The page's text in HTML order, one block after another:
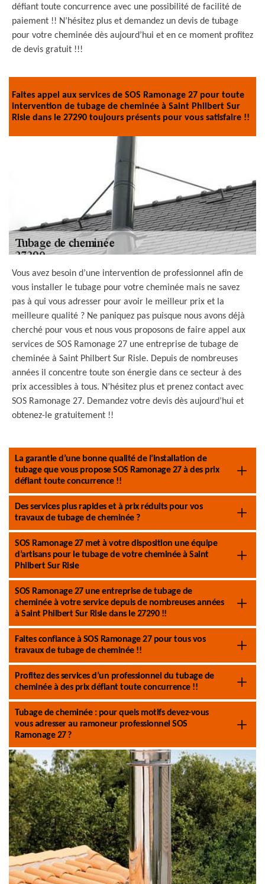
défiant toute concurrence avec une possibilité de facilité de
paiement !! N’hésitez plus et demandez un devis de tubage
pour votre cheminée dès aujourd’hui et en ce moment profitez
de devis gratuit !!!
Faites appel aux services de SOS Ramonage 27 pour toute
intervention de tubage de cheminée à Saint Philbert Sur
Risle dans le 27290 toujours présents pour vous satisfaire !!
Vous avez besoin d’une intervention de professionnel afin de
vous installer le tubage pour votre cheminée mais ne savez
pas à qui vous adresser pour avoir le meilleur prix et la
meilleure qualité ? Ne paniquez pas puisque nous avons déjà
cherché pour vous et nous vous proposons de faire appel aux
services de SOS Ramonage 27 une entreprise de tubage de
cheminée à Saint Philbert Sur Risle. Depuis de nombreuses
années il concentre toute son énergie dans ce secteur à des
prix accessibles à tous. N’hésitez plus et prenez contact avec
SOS Ramonage 27. Demandez votre devis dès aujourd’hui et
obtenez-le gratuitement !!
La garantie d’une bonne qualité de l’installation de
tubage que vous propose SOS Ramonage 27 à des prix
défiant toute concurrence !!
Des services plus rapides et à prix réduits pour vos
travaux de tubage de cheminée ?
SOS Ramonage 27 met à votre disposition une équipe
d’artisans pour le tubage de votre cheminée à Saint
Philbert Sur Risle
SOS Ramonage 27 une entreprise de tubage de
cheminée à votre service depuis de nombreuses années
à Saint Philbert Sur Risle dans le 27290 !!
Faites confiance à SOS Ramonage 27 pour tous vos
travaux de tubage de cheminée !!
Profitez des services d’un professionnel du tubage de
cheminée à des prix défiant toute concurrence !!
Tubage de cheminée : pour quels motifs devez-vous
vous adresser au ramoneur professionnel SOS
Ramonage 27 ?